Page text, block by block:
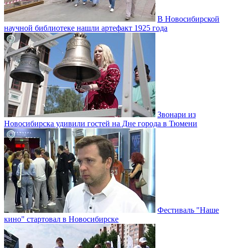
В Новосибирской
научной библиотеке нашли артефакт 1925 года
Звонари из
Новосибирска удивили гостей на Дне города в Тюмени
Фестиваль "Наше
кино" стартовал в Новосибирске